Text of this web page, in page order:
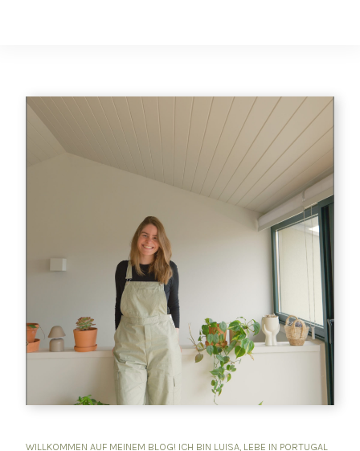
WILLKOMMEN AUF MEINEM BLOG! ICH BIN LUISA, LEBE IN PORTUGAL